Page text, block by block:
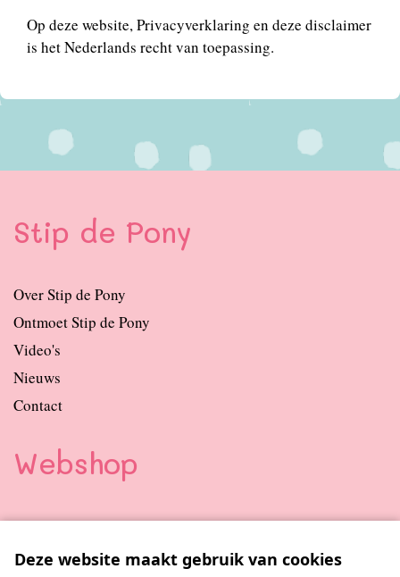
Op deze website, Privacyverklaring en deze disclaimer
is het Nederlands recht van toepassing.
Stip de Pony
Over Stip de Pony
Ontmoet Stip de Pony
Video's
Nieuws
Contact
Webshop
Boeken
Knuffels
Deze website maakt gebruik van cookies